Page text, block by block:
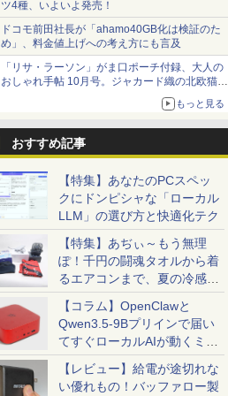
ツ4種、いよいよ発売！
ドコモ前田社長が「ahamo40GB化は検証のた
め」、料金値上げへの考え方にも言及
「リサ・ラーソン」がま口ポーチ付録、大人の
おしゃれ手帖 10月号。ジャカード織の北欧猫デ
もっと見る
おすすめ記事
【特集】あなたのPCスペッ
クにドンピシャな「ローカル
LLM」の選び方と快適化テク
【特集】あぢぃ～もう無理
ぽ！千円の闘魂タオルから着
るエアコンまで、夏の冷感グ
ッズ一挙紹介
【コラム】OpenClawと
Qwen3.5-9Bプリインで届い
てすぐローカルAIが動くミニ
PC「SER9 Pro」
【レビュー】給電が途切れな
い優れもの！バッファロー製